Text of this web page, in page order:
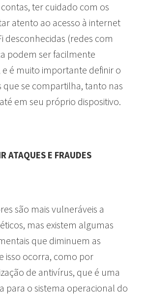
ter cuidado com os
atento ao acesso à internet
desconhecidas (redes com
podem ser facilmente
é muito importante definir o
que se compartilha, tanto nas
em seu próprio dispositivo.
ATAQUES E FRAUDES
são mais vulneráveis a
mas existem algumas
que diminuem as
isso ocorra, como por
de antivírus, que é uma
para o sistema operacional do